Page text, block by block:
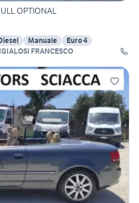
OPTIONAL
Manuale
Euro 4
FRANCESCO